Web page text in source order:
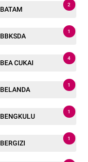
BATAM
2
BBKSDA
1
BEA CUKAI
4
BELANDA
1
BENGKULU
1
BERGIZI
1